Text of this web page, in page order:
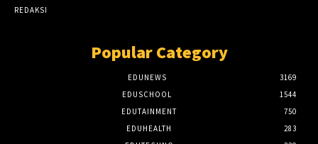
REDAKSI
Popular Category
EDUNEWS
3169
EDUSCHOOL
1544
EDUTAINMENT
750
EDUHEALTH
283